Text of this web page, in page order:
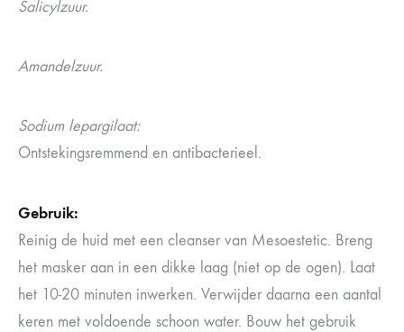
Salicylzuur.
Amandelzuur.
Sodium lepargilaat:
Ontstekingsremmend en antibacterieel.
Gebruik:
Reinig de huid met een cleanser van Mesoestetic. Breng
het masker aan in een dikke laag (niet op de ogen). Laat
het 10-20 minuten inwerken. Verwijder daarna een aantal
keren met voldoende schoon water. Bouw het gebruik